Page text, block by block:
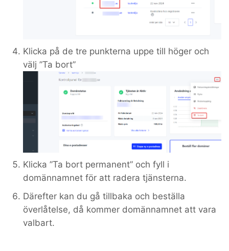
Klicka på de tre punkterna uppe till höger och
välj ”Ta bort”
Klicka ”Ta bort permanent” och fyll i
domännamnet för att radera tjänsterna.
Därefter kan du gå tillbaka och beställa
överlåtelse, då kommer domännamnet att vara
valbart.